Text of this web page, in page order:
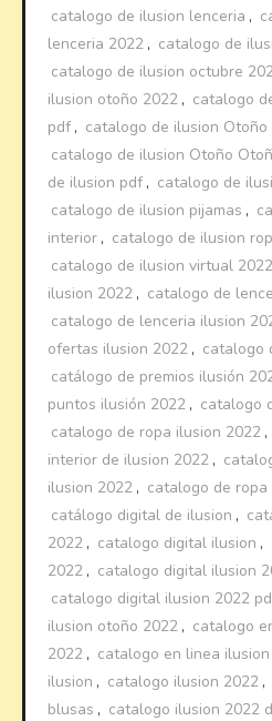
catalogo de ilusion lenceria ,
lenceria 2022 , catalogo de
catalogo de ilusion octubre
ilusion otoño 2022 , catalogo
pdf , catalogo de ilusion
catalogo de ilusion Otoño
de ilusion pdf , catalogo de
catalogo de ilusion pijamas ,
interior , catalogo de ilusion
catalogo de ilusion virtual 2022
ilusion 2022 , catalogo de
catalogo de lenceria ilusion
ofertas ilusion 2022 , catalogo
catálogo de premios ilusión
puntos ilusión 2022 , catalogo
catalogo de ropa ilusion 2022 ,
interior de ilusion 2022 ,
ilusion 2022 , catalogo de
catálogo digital de ilusion ,
2022 , catalogo digital ilusion ,
2022 , catalogo digital ilusion
catalogo digital ilusion 2022
ilusion otoño 2022 , catalogo
2022 , catalogo en linea
ilusion , catalogo ilusion 2022 ,
blusas , catalogo ilusion 2022